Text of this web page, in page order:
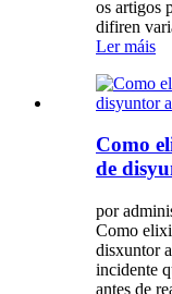
os artigos
difiren
Ler máis
Como
de
por
Como
disxuntor
incidente
antes de